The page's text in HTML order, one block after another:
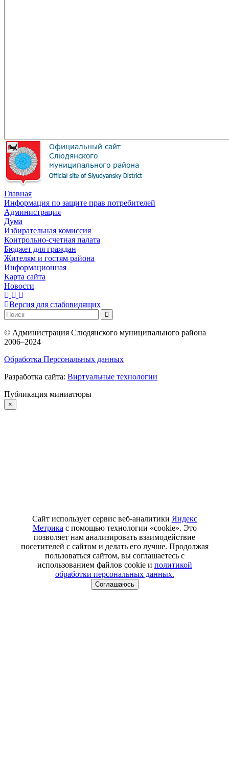
Главная
Информация по защите прав потребителей
Администрация
Дума
Избирательная комиссия
Контрольно-счетная палата
Бюджет для граждан
Жителям и гостям района
Информационная
Карта сайта
Новости
Версия для слабовидящих
© Администрация Слюдянского муниципального района
2006–2024
Обработка Персональных данных
Разработка сайта: Виртуальные технологии
Публикация миниатюры
×
Сайт использует сервис веб-аналитики Яндекс
Метрика с помощью технологии «cookie». Это
позволяет нам анализировать взаимодействие
посетителей с сайтом и делать его лучше. Продолжая
пользоваться сайтом, вы соглашаетесь с
использованием файлов cookie и политикой
обработки персональных данных.
Соглашаюсь